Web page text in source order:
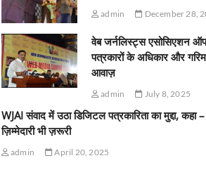
admin December 28,
वेब जर्नलिस्ट्स एसोसिएशन
पत्रकारों के अधिकार और
आवाज़
admin July 8, 2025
WJAI संवाद में उठा डिजिटल पत्रकारिता का मुद्दा,
ज़िम्मेदारी भी ज़रूरी
admin April 20, 2025